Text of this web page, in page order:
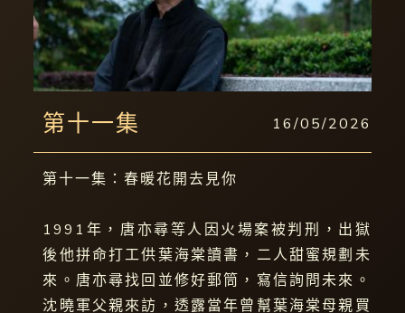
第十一集 16/05/2026
第十一集：春暖花開去見你
1991年，唐亦尋等人因火場案被判刑，出獄
後他拼命打工供葉海棠讀書，二人甜蜜規劃未
來。唐亦尋找回並修好郵筒，寫信詢問未來。
沈曉軍父親來訪，透露當年曾幫葉海棠母親買